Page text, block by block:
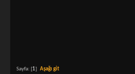
Sayfa: [1]Aşağı git